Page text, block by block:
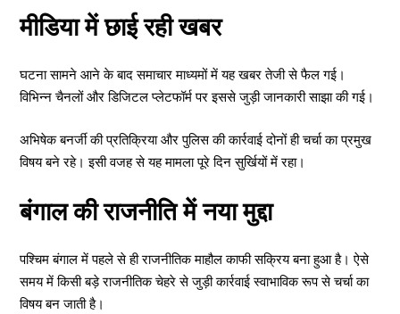
मीडिया में छाई रही खबर
घटना सामने आने के बाद समाचार माध्यमों में यह खबर तेजी से फैल गई।
विभिन्न चैनलों और डिजिटल प्लेटफॉर्म पर इससे जुड़ी जानकारी साझा की गई।
अभिषेक बनर्जी की प्रतिक्रिया और पुलिस की कार्रवाई दोनों ही चर्चा का प्रमुख
विषय बने रहे। इसी वजह से यह मामला पूरे दिन सुर्खियों में रहा।
बंगाल की राजनीति में नया मुद्दा
पश्चिम बंगाल में पहले से ही राजनीतिक माहौल काफी सक्रिय बना हुआ है। ऐसे
समय में किसी बड़े राजनीतिक चेहरे से जुड़ी कार्रवाई स्वाभाविक रूप से चर्चा का
विषय बन जाती है।